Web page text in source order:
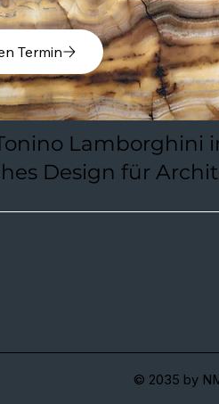
Termin
Lamborghini
Design für
© 2035 by